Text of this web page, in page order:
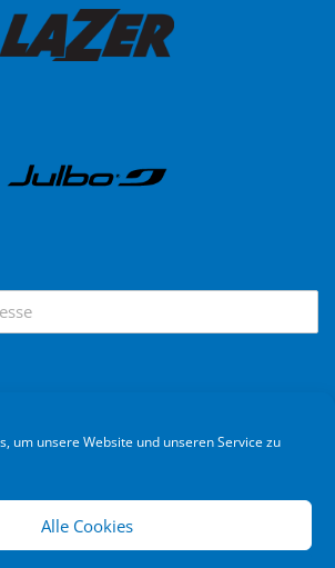
um unsere Website und unseren Service zu
Alle Cookies